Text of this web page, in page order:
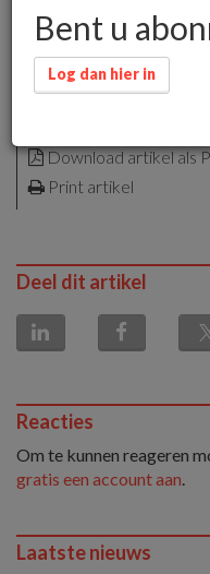
onder meer toegepast
systemen zoals bij
alleen voor leden
Download artikel als
Print artikel
Deel dit artikel
Reacties
Om te kunnen reageren
gratis een account aan.
Laatste nieuws
Bent u
Log dan hier in